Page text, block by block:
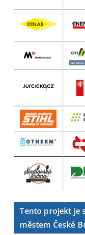
Tento projekt je
městem České